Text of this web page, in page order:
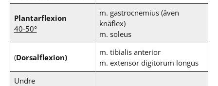
Plantarflexion
40-50°
m. gastrocnemius (även
knäflex)
m. soleus
(Dorsalflexion)
m. tibialis anterior
m. extensor digitorum longus
Undre